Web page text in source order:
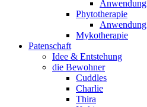
Anwendung
Phytotherapie
Anwendung
Mykotherapie
Patenschaft
Idee & Entstehung
die Bewohner
Cuddles
Charlie
Thira